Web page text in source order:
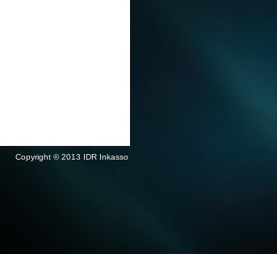
Copyright © 2013 IDR Inkasso